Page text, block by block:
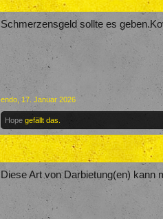
Schmerzensgeld sollte es
endo 17. Januar 2026
Hope gefällt das.
Diese Art von Darbietung(en) kann